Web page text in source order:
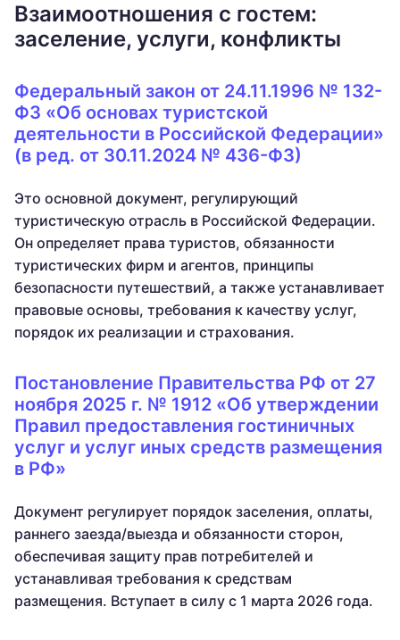
Взаимоотношения с гостем:
заселение, услуги, конфликты
Федеральный закон от 24.11.1996 № 132-
ФЗ «Об основах туристской
деятельности в Российской Федерации»
(в ред. от 30.11.2024 № 436-ФЗ)
Это основной документ, регулирующий
туристическую отрасль в Российской Федерации.
Он определяет права туристов, обязанности
туристических фирм и агентов, принципы
безопасности путешествий, а также устанавливает
правовые основы, требования к качеству услуг,
порядок их реализации и страхования.
Постановление Правительства РФ от 27
ноября 2025 г. № 1912 «Об утверждении
Правил предоставления гостиничных
услуг и услуг иных средств размещения
в РФ»
Документ регулирует порядок заселения, оплаты,
раннего заезда/выезда и обязанности сторон,
обеспечивая защиту прав потребителей и
устанавливая требования к средствам
размещения. Вступает в силу с 1 марта 2026 года.